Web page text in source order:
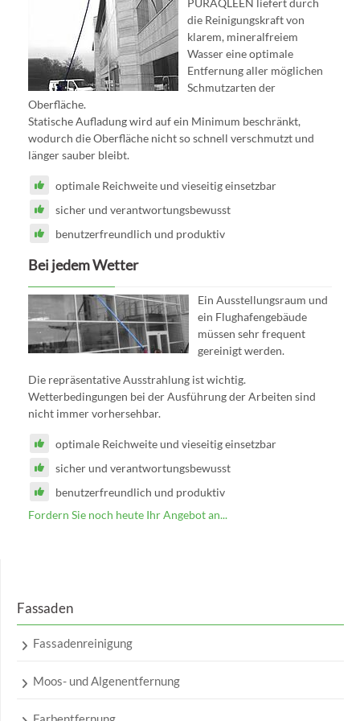
PURAQLEEN liefert durch
die Reinigungskraft von
klarem, mineralfreiem
Wasser eine optimale
Entfernung aller möglichen
Schmutzarten der
Oberfläche.
Statische Aufladung wird auf ein Minimum beschränkt,
wodurch die Oberfläche nicht so schnell verschmutzt und
länger sauber bleibt.
optimale Reichweite und vieseitig einsetzbar
sicher und verantwortungsbewusst
benutzerfreundlich und produktiv
Bei jedem Wetter
Ein Ausstellungsraum und
ein Flughafengebäude
müssen sehr frequent
gereinigt werden.
Die repräsentative Ausstrahlung ist wichtig.
Wetterbedingungen bei der Ausführung der Arbeiten sind
nicht immer vorhersehbar.
optimale Reichweite und vieseitig einsetzbar
sicher und verantwortungsbewusst
benutzerfreundlich und produktiv
Fordern Sie noch heute Ihr Angebot an...
Fassaden
Fassadenreinigung
Moos- und Algenentfernung